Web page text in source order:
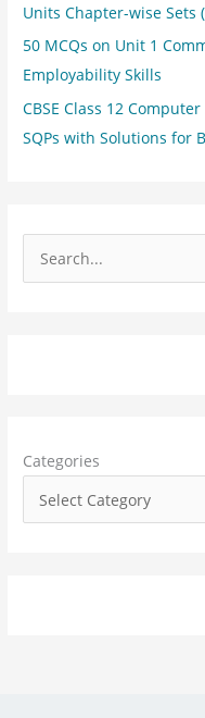
Units Chapter-wise Sets
50 MCQs on Unit 1
Employability Skills
CBSE Class 12
SQPs with Solutions for
o
:
Categories